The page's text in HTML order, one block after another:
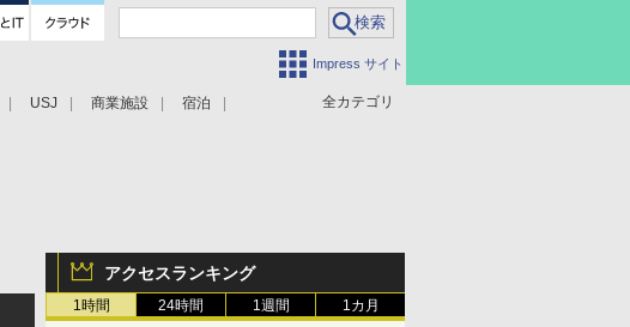
Impress サイト
全カテゴリ
USJ 商業施設 宿泊
アクセスランキング
1時間 24時間 1週間 1カ月